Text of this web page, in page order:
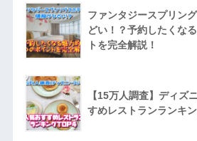
ファンタジースプリン
どい！？予約したくな
トを完全解説！
【15万人調査】ディズ
すめレストランランキ